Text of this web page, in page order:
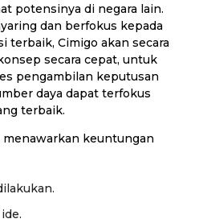
potensinya di negara lain.
dan berfokus kepada
terbaik, Cimigo akan secara
secara cepat, untuk
pengambilan keputusan
daya dapat terfokus
terbaik.
keuntungan